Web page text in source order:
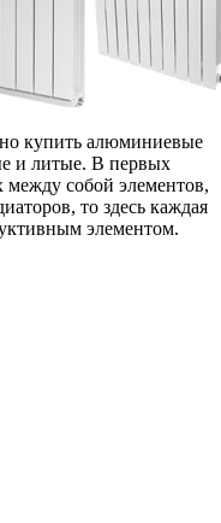
купить алюминиевые
и литые. В первых
между собой элементов,
то здесь каждая
элементом.